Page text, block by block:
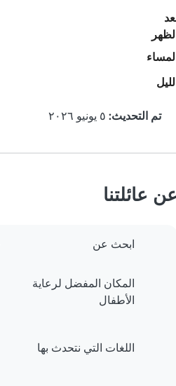
تم التحديث:
عن عائلتنا
ابحث عن
المكان المفضل لرعاية
الأطفال
اللغات التي نتحدث بها